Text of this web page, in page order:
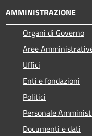
AMMINISTRAZIONE
Organi di Governo
Aree
Uffici
Enti e fondazioni
Politici
Personale
Documenti e dati